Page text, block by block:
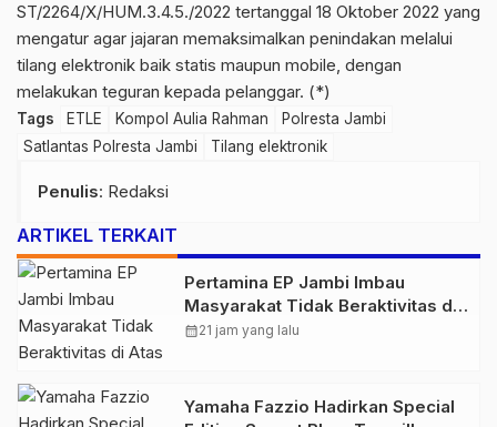
ST/2264/X/HUM.3.4.5./2022 tertanggal 18 Oktober 2022 yang
mengatur agar jajaran memaksimalkan penindakan melalui
tilang elektronik baik statis maupun mobile, dengan
melakukan teguran kepada pelanggar. (*)
Tags ETLE Kompol Aulia Rahman
Polresta Jambi
Satlantas Polresta Jambi
Tilang elektronik
Penulis: Redaksi
ARTIKEL TERKAIT
Pertamina EP Jambi Imbau
Masyarakat Tidak Beraktivitas di
Atas Jalur Pipa Migas Demi
calendar_month21 jam yang lalu
Yamaha Fazzio Hadirkan Special